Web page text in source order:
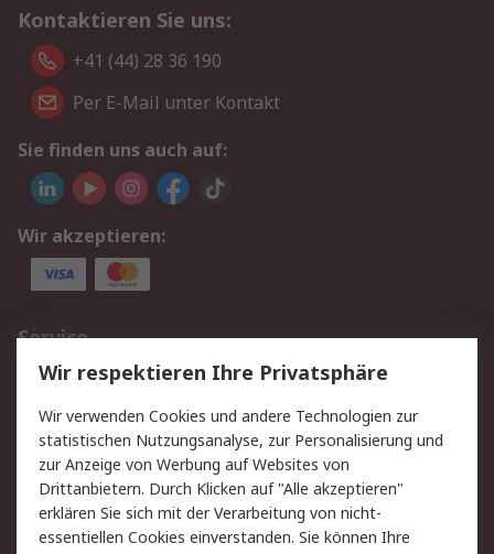
Kontaktieren Sie uns:
+41 (44) 28 36 190
Per E-Mail unter Kontakt
Sie finden uns auch auf:
Wir akzeptieren:
Service
Value Added Services
Lieferlösungen
Rücksendungen
Kontakt
Hilfe
Rechtliches
AGB Datenschutz
Wir respektieren Ihre Privatsphäre
Wir verwenden Cookies und andere Technologien zur
statistischen Nutzungsanalyse, zur Personalisierung und
zur Anzeige von Werbung auf Websites von
Drittanbietern. Durch Klicken auf "Alle akzeptieren"
erklären Sie sich mit der Verarbeitung von nicht-
essentiellen Cookies einverstanden. Sie können Ihre